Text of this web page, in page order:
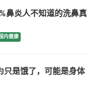
鼻炎人不知道的洗鼻真
国内健康
只是饿了，可能是身体